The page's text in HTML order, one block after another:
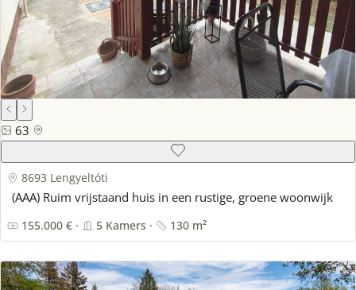
63
8693 Lengyeltóti
(AAA) Ruim vrijstaand huis in een rustige, groene woonwijk
155.000 € · 5 Kamers · 130 m²